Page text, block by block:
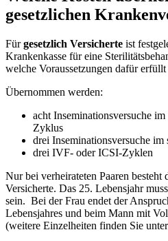
gesetzlichen
Fürgesetzlich Versicherte ist
Krankenkasse für eine
welche Voraussetzungen dafür erfüllt
Übernommen werden:
acht Inseminationsversuche
Zyklus
drei Inseminationsversuche
drei IVF- oder ICSI-Zyklen
Nur bei verheirateten Paaren
Versicherte. Das 25. Lebensjahr
sein. Bei der Frau endet der
Lebensjahres und beim Mann mit
(weitere Einzelheiten finden Sie